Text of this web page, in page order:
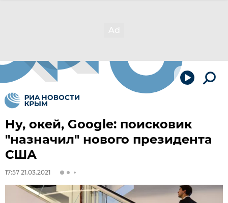
Ну, окей, Google: поисковик
"назначил" нового президента
США
17:57 21.03.2021